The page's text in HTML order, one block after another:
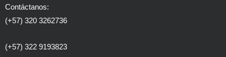
Contáctanos:
(+57) 320 3262736
(+57) 322 9193823